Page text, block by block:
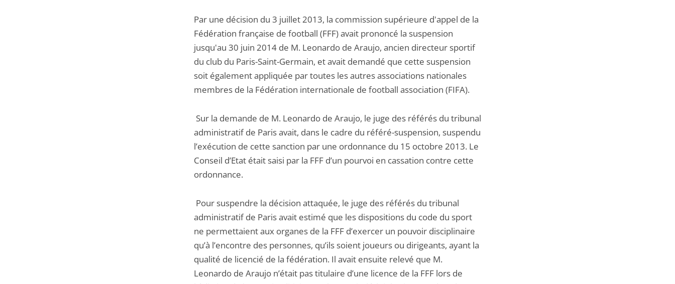
Par une décision du 3 juillet 2013, la commission supérieure d'appel de la
Fédération française de football (FFF) avait prononcé la suspension
jusqu'au 30 juin 2014 de M. Leonardo de Araujo, ancien directeur sportif
du club du Paris-Saint-Germain, et avait demandé que cette suspension
soit également appliquée par toutes les autres associations nationales
membres de la Fédération internationale de football association (FIFA).
Sur la demande de M. Leonardo de Araujo, le juge des référés du tribunal
administratif de Paris avait, dans le cadre du référé-suspension, suspendu
l’exécution de cette sanction par une ordonnance du 15 octobre 2013. Le
Conseil d’Etat était saisi par la FFF d’un pourvoi en cassation contre cette
ordonnance.
Pour suspendre la décision attaquée, le juge des référés du tribunal
administratif de Paris avait estimé que les dispositions du code du sport
ne permettaient aux organes de la FFF d’exercer un pouvoir disciplinaire
qu’à l’encontre des personnes, qu’ils soient joueurs ou dirigeants, ayant la
qualité de licencié de la fédération. Il avait ensuite relevé que M.
Leonardo de Araujo n’était pas titulaire d’une licence de la FFF lors de